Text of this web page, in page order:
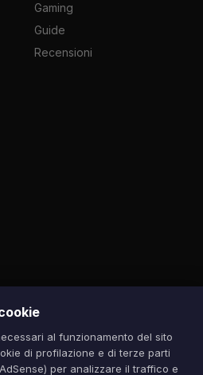
al funzionamento del sito
di profilazione e di terze parti
per analizzare il traffico e
Gaming
Guide
Recensioni
questo sito sono di proprietà dei
70 L. 633/1941. Contatti: